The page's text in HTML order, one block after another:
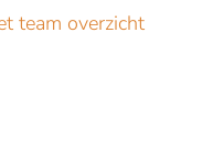
team overzicht